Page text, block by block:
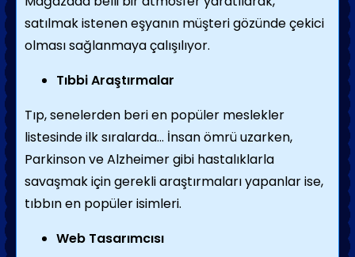
satılmak istenen eşyanın müşteri gözünde çekici
olması sağlanmaya çalışılıyor.
Tıbbi Araştırmalar
Tıp, senelerden beri en popüler meslekler
listesinde ilk sıralarda… İnsan ömrü uzarken,
Parkinson ve Alzheimer gibi hastalıklarla
savaşmak için gerekli araştırmaları yapanlar ise,
tıbbın en popüler isimleri.
Web Tasarımcısı